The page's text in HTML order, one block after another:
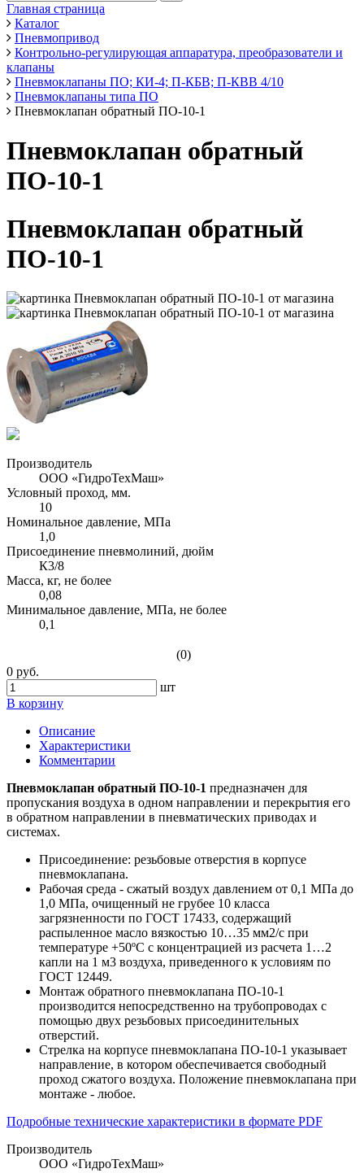
Главная страница
Каталог
Пневмопривод
Контрольно-регулирующая аппаратура, преобразователи и
клапаны
Пневмоклапаны ПО; КИ-4; П-КБВ; П-КВВ 4/10
Пневмоклапаны типа ПО
Пневмоклапан обратный ПО-10-1
Пневмоклапан обратный
ПО-10-1
Пневмоклапан обратный
ПО-10-1
Производитель
ООО «ГидроТехМаш»
Условный проход, мм.
10
Номинальное давление, МПа
1,0
Присоединение пневмолиний, дюйм
К3/8
Масса, кг, не более
0,08
Минимальное давление, МПа, не более
0,1
(0)
0 руб.
шт
В корзину
Описание
Характеристики
Комментарии
Пневмоклапан обратный ПО-10-1 предназначен для
пропускания воздуха в одном направлении и перекрытия его
в обратном направлении в пневматических приводах и
системах.
Присоединение: резьбовые отверстия в корпусе
пневмоклапана.
Рабочая среда - сжатый воздух давлением от 0,1 МПа до
1,0 МПа, очищенный не грубее 10 класса
загрязненности по ГОСТ 17433, содержащий
распыленное масло вязкостью 10…35 мм2/с при
температуре +50ºС с концентрацией из расчета 1…2
капли на 1 м3 воздуха, приведенного к условиям по
ГОСТ 12449.
Монтаж обратного пневмоклапана ПО-10-1
производится непосредственно на трубопроводах с
помощью двух резьбовых присоединительных
отверстий.
Стрелка на корпусе пневмоклапана ПО-10-1 указывает
направление, в котором обеспечивается свободный
проход сжатого воздуха. Положение пневмоклапана при
монтаже - любое.
Подробные технические характеристики в формате PDF
Производитель
ООО «ГидроТехМаш»